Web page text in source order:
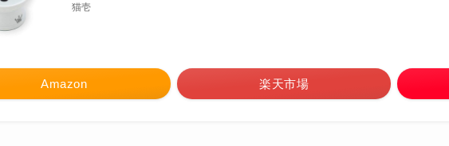
猫壱
Amazon 楽天市場